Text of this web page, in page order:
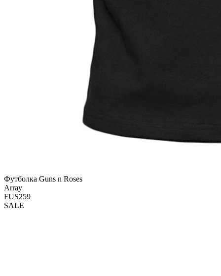
Футболка Guns n Roses
Array
FUS259
SALE